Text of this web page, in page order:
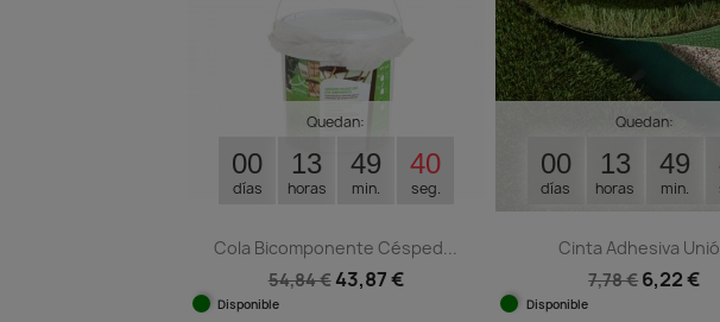
Quedan:
00
días
13
horas
49
min.
39
seg.
Cola Bicomponente Césped...
54,84 € 43,87 €
Disponible
Quedan:
00
días
13
horas
49
min.
Cinta Adhesiva
7,78 € 6,22 €
Disponible